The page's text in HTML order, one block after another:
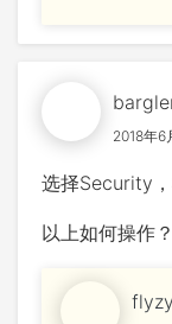
2018年6
选择Security
以上如何操作？